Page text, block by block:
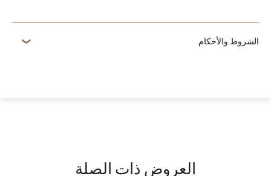
الشروط والأحكام
العروض ذات الصلة